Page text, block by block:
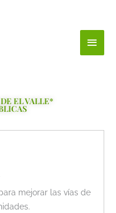
EL VALLE*
mejorar las vías de